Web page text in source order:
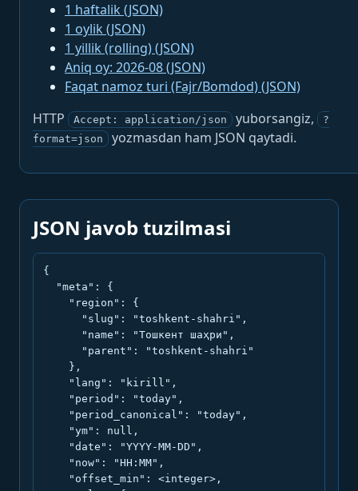
1 haftalik (JSON)
1 oylik (JSON)
1 yillik (rolling) (JSON)
Aniq oy: 2026-08 (JSON)
Faqat namoz turi (Fajr/Bomdod) (JSON)
HTTP
Accept: application/json yuborsangiz,
?
format=json
yozmasdan ham JSON qaytadi.
JSON javob tuzilmasi
{
  "meta": {
    "region": {
      "slug": "toshkent-shahri",
      "name": "Тошкент шаҳри",
      "parent": "toshkent-shahri"
    },
    "lang": "kirill",
    "period": "today",
    "period_canonical": "today",
    "ym": null,
    "date": "YYYY-MM-DD",
    "now": "HH:MM",
    "offset_min": <integer>,